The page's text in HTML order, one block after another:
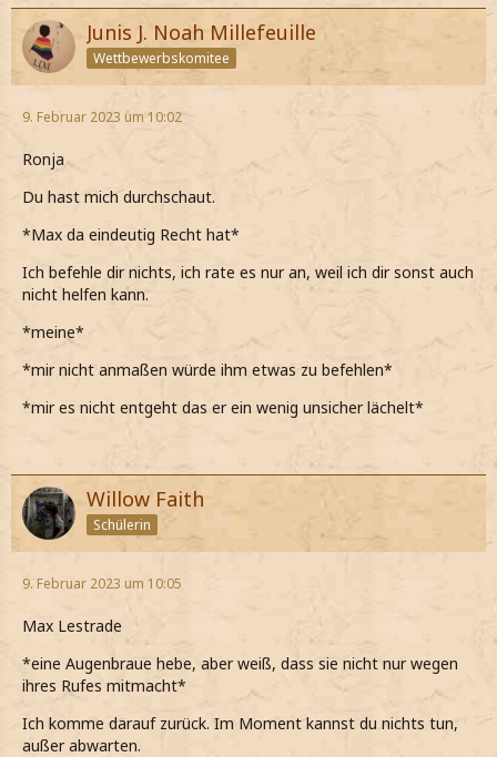
Junis J. Noah Millefeuille
Wettbewerbskomitee
9. Februar 2023 um 10:02
Ronja
Du hast mich durchschaut.
*Max da eindeutig Recht hat*
Ich befehle dir nichts, ich rate es nur an, weil ich dir sonst auch
nicht helfen kann.
*meine*
*mir nicht anmaßen würde ihm etwas zu befehlen*
*mir es nicht entgeht das er ein wenig unsicher lächelt*
Willow Faith
Schülerin
9. Februar 2023 um 10:05
Max Lestrade
*eine Augenbraue hebe, aber weiß, dass sie nicht nur wegen
ihres Rufes mitmacht*
Ich komme darauf zurück. Im Moment kannst du nichts tun,
außer abwarten.